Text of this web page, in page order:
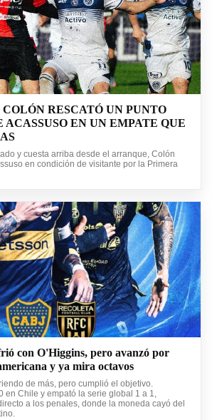
RESCATÓ UN PUNTO
ACASSUSO EN UN EMPATE QUE
y cuesta arriba desde el arranque, Colón
en condición de visitante por la Primera
con O'Higgins, pero avanzó por
y ya mira octavos
de más, pero cumplió el objetivo.
en Chile y empató la serie global 1 a 1,
a los penales, donde la moneda cayó del